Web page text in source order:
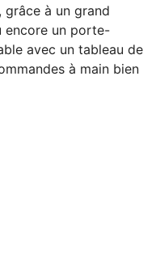
à un grand
encore un porte-
avec un tableau de
à main bien